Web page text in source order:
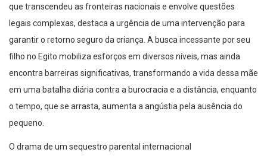
que transcendeu as fronteiras nacionais e envolve questões
legais complexas, destaca a urgência de uma intervenção para
garantir o retorno seguro da criança. A busca incessante por seu
filho no Egito mobiliza esforços em diversos níveis, mas ainda
encontra barreiras significativas, transformando a vida dessa mãe
em uma batalha diária contra a burocracia e a distância, enquanto
o tempo, que se arrasta, aumenta a angústia pela ausência do
pequeno.
O drama de um sequestro parental internacional